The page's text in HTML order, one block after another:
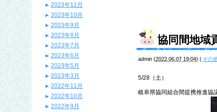
協同間地域
admin (2022.06.07 19:04) | その
5/28（土）
岐阜県協同組合間提携推進協
2023年11月
2023年10月
2023年9月
2023年8月
2023年7月
2023年6月
2023年5月
2023年3月
2022年11月
2022年10月
2022年9月